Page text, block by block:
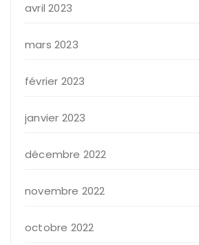
avril 2023
mars 2023
février 2023
janvier 2023
décembre 2022
novembre 2022
octobre 2022